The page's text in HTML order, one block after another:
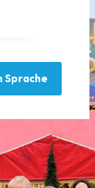
Sprache